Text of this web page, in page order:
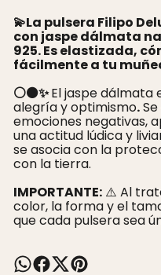
💫La pulsera Filipo
con jaspe dálmata
925. Es elastizada,
fácilmente a tu
⚪️⚫️✨El jaspe dálmata
alegría y optimismo.Se
emociones negativas,
una actitud lúdica y
se asocia con la
con la tierra.
IMPORTANTE:⚠️ Al
color, la forma y el
que cada pulsera sea